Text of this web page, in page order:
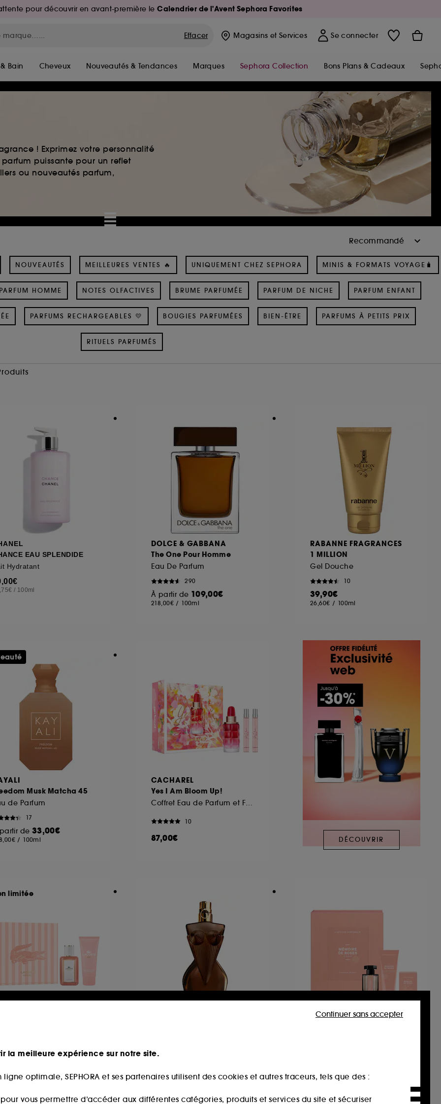
pour découvrir en avant-première leCalendrier de l'Avent Sephora Favorites
Effacer Magasins et Services Se connecter
Bain Cheveux Nouveautés & Tendances Marques Sephora Collection Bons Plans & Cadeaux
! Exprimez votre personnalité
puissante pour un reflet
ou nouveautés parfum,
NOUVEAUTÉS MEILLEURES VENTES 🔥 UNIQUEMENT CHEZ SEPHORA MINIS & FORMATS VOYAGE🧳
PARFUM HOMME NOTES OLFACTIVES BRUME PARFUMÉE PARFUM DE NICHE PARFUM ENFANT
PARFUMS RECHARGEABLES 💛 BOUGIES PARFUMÉES BIEN-ÊTRE PARFUMS À PETITS PRIX
RITUELS PARFUMÉS
EAU SPLENDIDE
Hydratant
/ 100ml
DOLCE & GABBANA
The One Pour Homme
Eau De Parfum
290
À partir de 109,00€
218,00€ / 100ml
RABANNE FRAGRANCES
1 MILLION
Gel Douche
10
39,90€
26,60€ / 100ml
Musk Matcha 45
de Parfum
17
de 33,00€
/ 100ml
CACHAREL
Yes I Am Bloom Up!
10
87,00€ DÉCOUVRIR
limitée
300,00€ / 100ml
L'ARTISAN PARFUMEUR
la meilleure expérience sur notre site.
optimale, SEPHORA et ses partenaires utilisent des cookies et autres traceurs, tels que des :
pour vous permettre d’accéder aux différentes catégories, produits et services du site et sécuriser
Continuer sans accepter